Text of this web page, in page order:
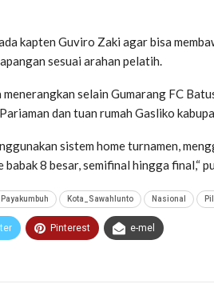
kapten Guviro Zaki agar bisa
sesuai arahan pelatih.
selain Gumarang FC
dan tuan rumah Gasliko
sistem home turnamen,
8 besar, semifinal hingga final,“
Kota_Sawahlunto Nasional
Pinterest e-mel